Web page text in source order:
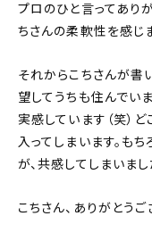
プロのひと言ってあり
ちさんの柔軟性を感じ
それからこちさんが書
望してうちも住んでい
実感しています（笑）
入ってしまいます。も
が、共感してしまいまし
こちさん、ありがとう